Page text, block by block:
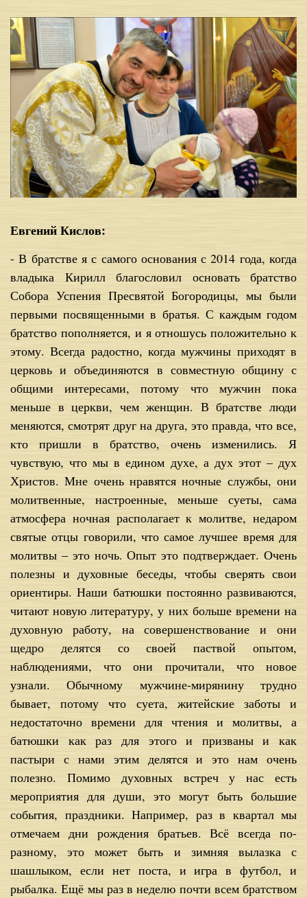
Евгений Кислов:
- В братстве я с самого основания с 2014 года, когда
владыка Кирилл благословил основать братство
Собора Успения Пресвятой Богородицы, мы были
первыми посвященными в братья. С каждым годом
братство пополняется, и я отношусь положительно к
этому. Всегда радостно, когда мужчины приходят в
церковь и объединяются в совместную общину с
общими интересами, потому что мужчин пока
меньше в церкви, чем женщин. В братстве люди
меняются, смотрят друг на друга, это правда, что все,
кто пришли в братство, очень изменились. Я
чувствую, что мы в едином духе, а дух этот – дух
Христов. Мне очень нравятся ночные службы, они
молитвенные, настроенные, меньше суеты, сама
атмосфера ночная располагает к молитве, недаром
святые отцы говорили, что самое лучшее время для
молитвы – это ночь. Опыт это подтверждает. Очень
полезны и духовные беседы, чтобы сверять свои
ориентиры. Наши батюшки постоянно развиваются,
читают новую литературу, у них больше времени на
духовную работу, на совершенствование и они
щедро делятся со своей паствой опытом,
наблюдениями, что они прочитали, что новое
узнали. Обычному мужчине-мирянину трудно
бывает, потому что суета, житейские заботы и
недостаточно времени для чтения и молитвы, а
батюшки как раз для этого и призваны и как
пастыри с нами этим делятся и это нам очень
полезно. Помимо духовных встреч у нас есть
мероприятия для души, это могут быть большие
события, праздники. Например, раз в квартал мы
отмечаем дни рождения братьев. Всё всегда по-
разному, это может быть и зимняя вылазка с
шашлыком, если нет поста, и игра в футбол, и
рыбалка. Ещё мы раз в неделю почти всем братством